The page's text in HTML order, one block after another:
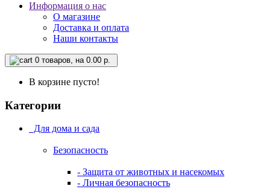
Информация о нас
О магазине
Доставка и оплата
Наши контакты
0 товаров, на 0.00 р.
В корзине пусто!
Категории
Для дома и сада
Безопасность
- Защита от животных и насекомых
- Личная безопасность